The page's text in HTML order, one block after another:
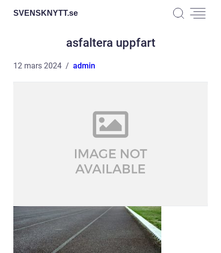
SVENSKNYTT.se
asfaltera uppfart
12 mars 2024 admin